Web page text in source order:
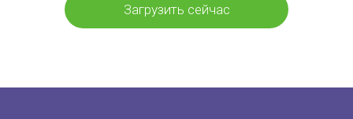
Загрузить сейчас